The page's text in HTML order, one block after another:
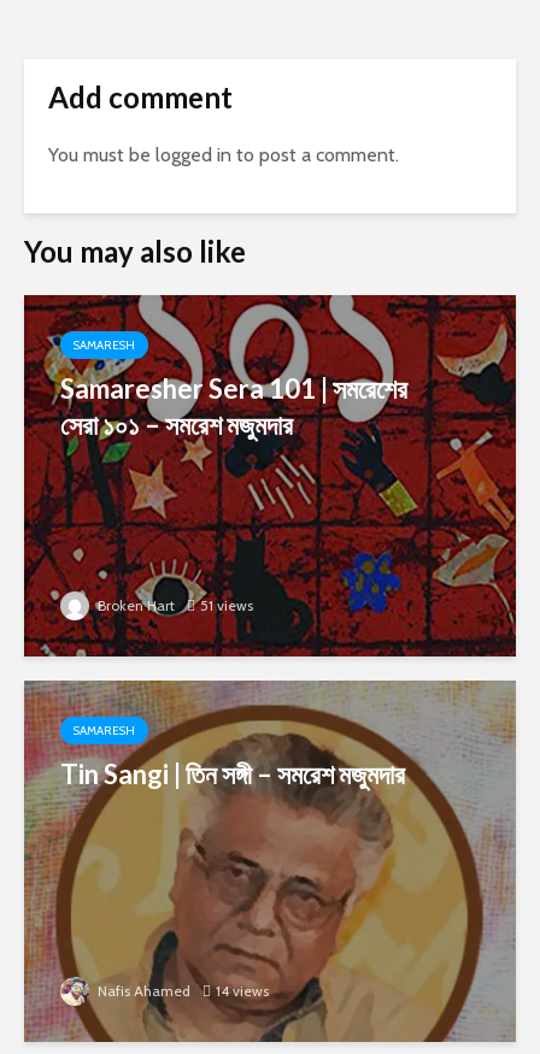
Add comment
You must be logged in to post a comment.
You may also like
SAMARESH
Samaresher Sera 101 | সমরেশের
সেরা ১০১ – সমরেশ মজুমদার
Broken Hart 51 views
SAMARESH
Tin Sangi | তিন সঙ্গী – সমরেশ মজুমদার
Nafis Ahamed 14 views